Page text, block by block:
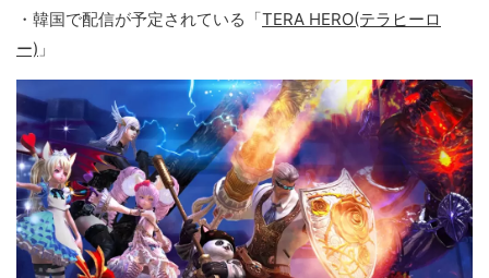
・韓国で配信が予定されている「TERA HERO(テラヒーロ
ー) 」